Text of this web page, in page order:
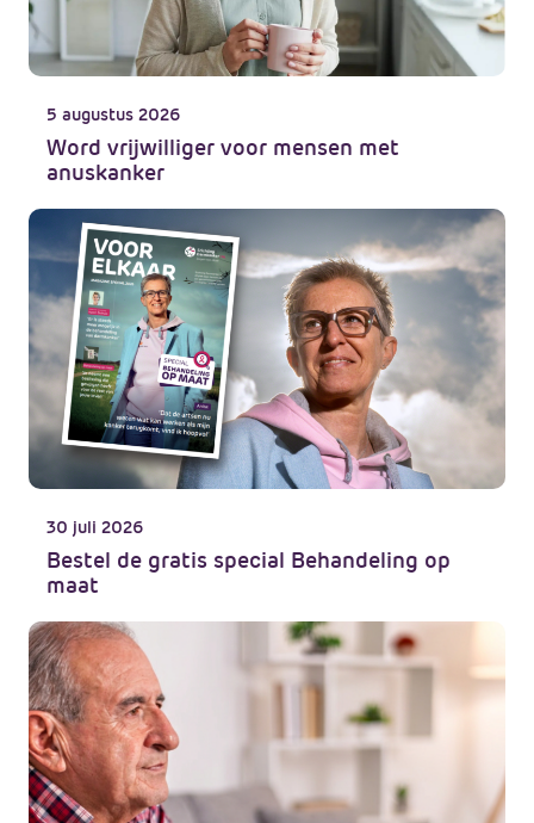
5 augustus 2026
Word vrijwilliger voor mensen met
anuskanker
30 juli 2026
Bestel de gratis special Behandeling op
maat